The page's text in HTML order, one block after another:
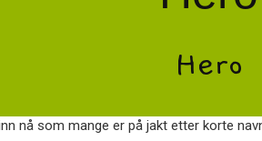
Hero
nå som mange er på jakt etter korte